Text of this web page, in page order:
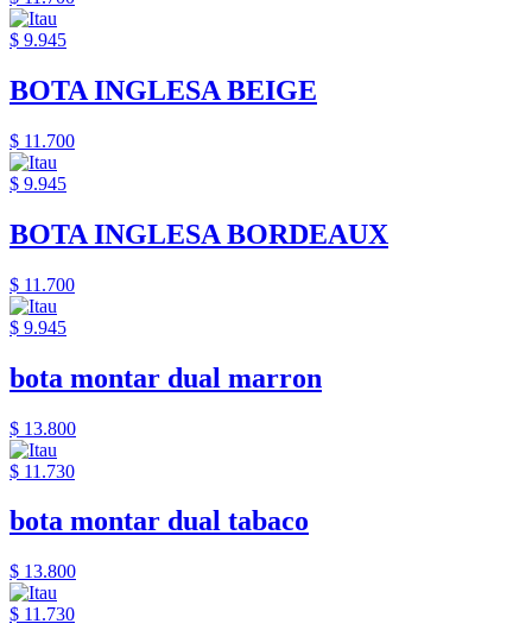
$ 9.945
BOTA INGLESA BEIGE
$ 11.700
$ 9.945
BOTA INGLESA BORDEAUX
$ 11.700
$ 9.945
bota montar dual marron
$ 13.800
$ 11.730
bota montar dual tabaco
$ 13.800
$ 11.730